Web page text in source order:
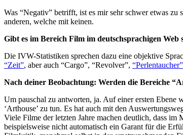
Was “Negativ” betrifft, ist es mir sehr schwer etwas
anderen, welche mit keinen.
Gibt es im Bereich Film im deutschsprachigen Web
Die IVW-Statistiken sprechen dazu eine objektive
“Zeit”, aber auch “Cargo”, “Revolver”, “Perlentaucher”
Nach deiner Beobachtung: Werden die Bereiche
Um pauschal zu antworten, ja. Auf einer ersten Ebene
‘Arthouse’ zu tun. Es hat auch mit den
Viele Filme der letzten Jahre machen deutlich, dass
beispielsweise nicht automatisch ein Garant für die